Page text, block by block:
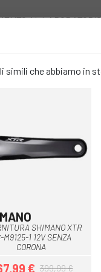
AL
168
FC-
DELLA BIELLA:
simili che abbiamo in
Multiplo
SHIMANO XTR
M9125-1 12V SENZA
CORONA
€ 399,99 €